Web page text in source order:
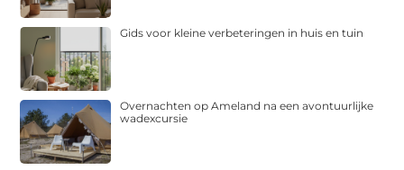
Gids voor kleine verbeteringen in huis en tuin
Overnachten op Ameland na een avontuurlijke
wadexcursie